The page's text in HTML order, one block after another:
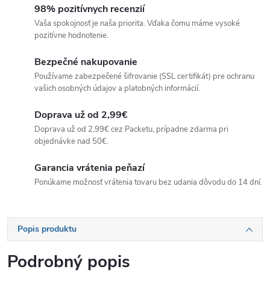
98% pozitívnych recenzií
Vaša spokojnosť je naša priorita. Vďaka čomu máme vysoké
pozitívne hodnotenie.
Bezpečné nakupovanie
Používame zabezpečené šifrovanie (SSL certifikát) pre ochranu
vašich osobných údajov a platobných informácií.
Doprava už od 2,99€
Doprava už od 2,99€ cez Packetu, prípadne zdarma pri
objednávke nad 50€.
Garancia vrátenia peňazí
Ponúkame možnosť vrátenia tovaru bez udania dôvodu do 14 dní.
Popis produktu
Podrobný popis